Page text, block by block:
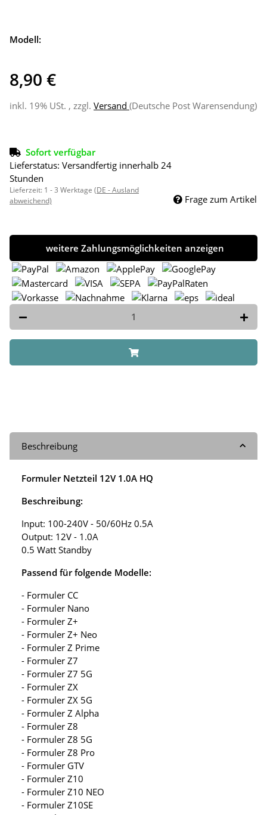
Modell:
8,90 €
inkl. 19% USt. , zzgl. Versand (Deutsche Post Warensendung)
Sofort verfügbar
Lieferstatus: Versandfertig innerhalb 24
Stunden
Lieferzeit: 1 - 3 Werktage (DE - Ausland
abweichend)
Frage zum Artikel
weitere Zahlungsmöglichkeiten anzeigen
Beschreibung
Formuler Netzteil 12V 1.0A HQ
Beschreibung:
Input: 100-240V - 50/60Hz 0.5A
Output: 12V - 1.0A
0.5 Watt Standby
Passend für folgende Modelle:
- Formuler CC
- Formuler Nano
- Formuler Z+
- Formuler Z+ Neo
- Formuler Z Prime
- Formuler Z7
- Formuler Z7 5G
- Formuler ZX
- Formuler ZX 5G
- Formuler Z Alpha
- Formuler Z8
- Formuler Z8 5G
- Formuler Z8 Pro
- Formuler GTV
- Formuler Z10
- Formuler Z10 NEO
- Formuler Z10SE